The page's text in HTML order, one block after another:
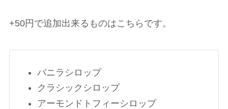
+50円で追加出来るものはこちらです。
バニラシロップ
クラシックシロップ
アーモンドトフィーシロップ